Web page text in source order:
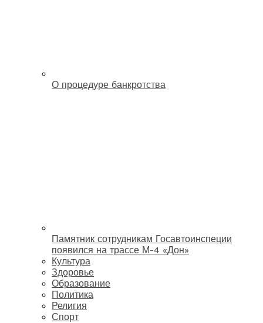
О процедуре банкротства
Памятник сотрудникам Госавтоинспеции
появился на трассе М-4 «Дон»
Культура
Здоровье
Образование
Политика
Религия
Спорт